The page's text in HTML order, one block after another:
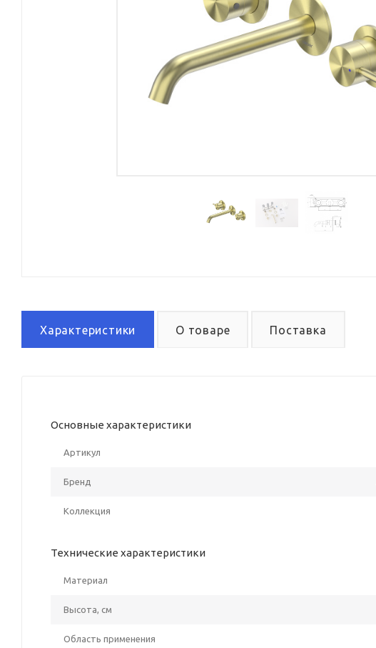
Характеристики О товаре Поставка
Основные характеристики
Артикул
Бренд
Коллекция
Технические характеристики
Материал
Высота, см
Область применения